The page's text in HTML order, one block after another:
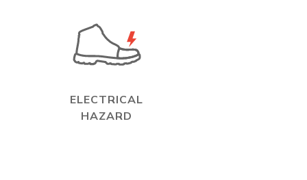
ELECTRICAL
HAZARD